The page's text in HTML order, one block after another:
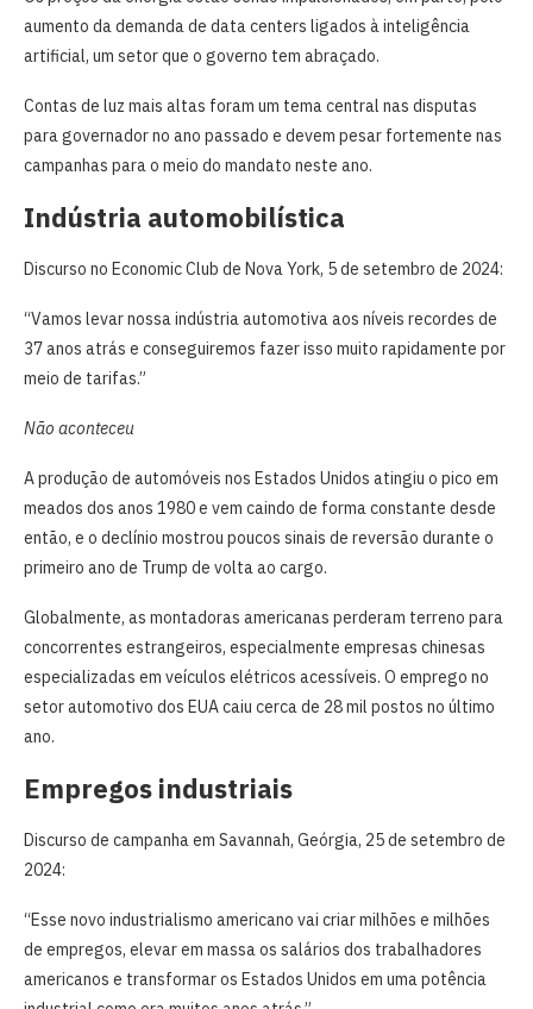
aumento da demanda de data centers ligados à inteligência
artificial, um setor que o governo tem abraçado.
Contas de luz mais altas foram um tema central nas disputas
para governador no ano passado e devem pesar fortemente nas
campanhas para o meio do mandato neste ano.
Indústria automobilística
Discurso no Economic Club de Nova York, 5 de setembro de 2024:
“Vamos levar nossa indústria automotiva aos níveis recordes de
37 anos atrás e conseguiremos fazer isso muito rapidamente por
meio de tarifas.”
Não aconteceu
A produção de automóveis nos Estados Unidos atingiu o pico em
meados dos anos 1980 e vem caindo de forma constante desde
então, e o declínio mostrou poucos sinais de reversão durante o
primeiro ano de Trump de volta ao cargo.
Globalmente, as montadoras americanas perderam terreno para
concorrentes estrangeiros, especialmente empresas chinesas
especializadas em veículos elétricos acessíveis. O emprego no
setor automotivo dos EUA caiu cerca de 28 mil postos no último
ano.
Empregos industriais
Discurso de campanha em Savannah, Geórgia, 25 de setembro de
2024:
“Esse novo industrialismo americano vai criar milhões e milhões
de empregos, elevar em massa os salários dos trabalhadores
americanos e transformar os Estados Unidos em uma potência